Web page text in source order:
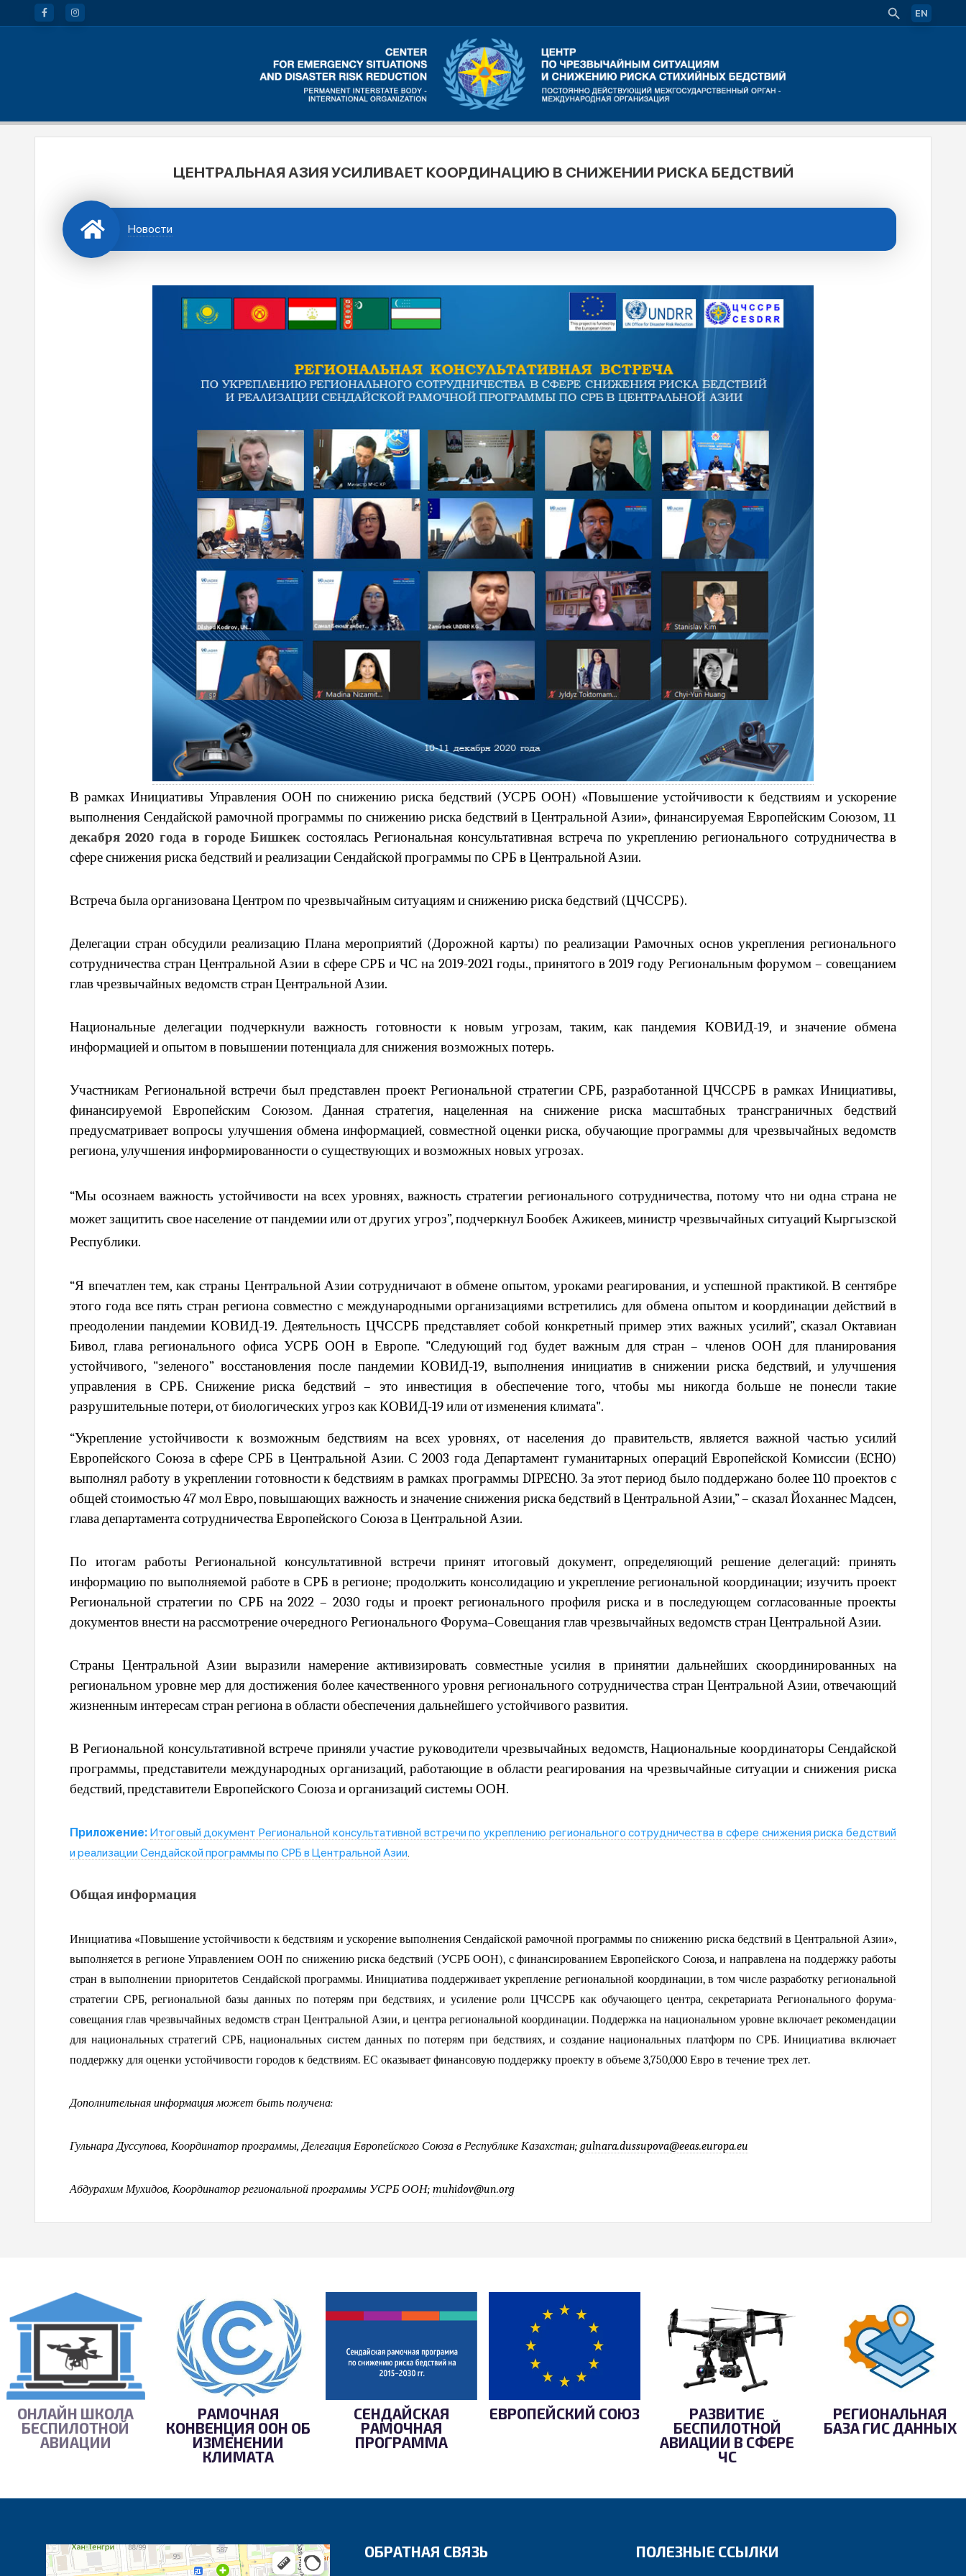
EN
ЦЕНТРАЛЬНАЯ АЗИЯ УСИЛИВАЕТ КООРДИНАЦИЮ В СНИЖЕНИИ РИСКА БЕДСТВИЙ
Новости
В рамках Инициативы Управления ООН по снижению риска бедствий(УСРБ ООН) «Повышение устойчивости к бедствиям и ускорение
выполнения Сендайской рамочной программы по снижению риска бедствий в Центральной Азии», финансируемая Европейским Союзом, 11
декабря 2020 года в городе Бишкек состоялась Региональная консультативная встреча по укреплению регионального сотрудничества в
сфере снижения риска бедствий и реализации Сендайской программы по СРБ в Центральной Азии.
Встреча была организована Центром по чрезвычайным ситуациям и снижению риска бедствий (ЦЧССРБ).
Делегации стран обсудили реализацию Плана мероприятий (Дорожной карты) по реализации Рамочных основ укрепления регионального
сотрудничества стран Центральной Азии в сфере СРБ и ЧС на 2019-2021 годы., принятого в 2019 году Региональным форумом – совещанием
глав чрезвычайных ведомств стран Центральной Азии.
Национальные делегации подчеркнули важность готовности к новым угрозам, таким, как пандемия КОВИД-19, и значение обмена
информацией и опытом в повышении потенциала для снижения возможных потерь.
Участникам Региональной встречи был представлен проект Региональной стратегии СРБ, разработанной ЦЧССРБ в рамках Инициативы,
финансируемой Европейским Союзом. Данная стратегия, нацеленная на снижение риска масштабных трансграничных бедствий
предусматривает вопросы улучшения обмена информацией, совместной оценки риска, обучающие программы для чрезвычайных ведомств
региона, улучшения информированности о существующих и возможных новых угрозах.
“Мы осознаем важность устойчивости на всех уровнях, важность стратегии регионального сотрудничества, потому что ни одна страна не
может защитить свое население от пандемии или от других угроз”, подчеркнул Бообек Ажикеев, министр чрезвычайных ситуаций Кыргызской
Республики.
“Я впечатлен тем, как страны Центральной Азии сотрудничают в обмене опытом, уроками реагирования, и успешной практикой. В сентябре
этого года все пять стран региона совместно с международными организациями встретились для обмена опытом и координации действий в
преодолении пандемии КОВИД-19. Деятельность ЦЧССРБ представляет собой конкретный пример этих важных усилий”, сказал Октавиан
Бивол, глава регионального офиса УСРБ ООН в Европе. "Следующий год будет важным для стран – членов ООН для планирования
устойчивого, "зеленого” восстановления после пандемии КОВИД-19, выполнения инициатив в снижении риска бедствий, и улучшения
управления в СРБ. Снижение риска бедствий – это инвестиция в обеспечение того, чтобы мы никогда больше не понесли такие
разрушительные потери, от биологических угроз как КОВИД-19 или от изменения климата".
“Укрепление устойчивости к возможным бедствиям на всех уровнях, от населения до правительств, является важной частью усилий
Европейского Союза в сфере СРБ в Центральной Азии. С 2003 года Департамент гуманитарных операций Европейской Комиссии (ECHO)
выполнял работу в укреплении готовности к бедствиям в рамках программы DIPECHO. За этот период было поддержано более 110 проектов с
общей стоимостью 47 мол Евро, повышающих важность и значение снижения риска бедствий в Центральной Азии,”– сказал Йоханнес Мадсен,
глава департамента сотрудничества Европейского Союза в Центральной Азии.
По итогам работы Региональной консультативной встречи принят итоговый документ, определяющий решение делегаций: принять
информацию по выполняемой работе в СРБ в регионе; продолжить консолидацию и укрепление региональной координации; изучить проект
Региональной стратегии по СРБ на 2022 – 2030 годы и проект регионального профиля риска и в последующем согласованные проекты
документов внести на рассмотрение очередного Регионального Форума–Совещания глав чрезвычайных ведомств стран Центральной Азии.
Страны Центральной Азии выразили намерение активизировать совместные усилия в принятии дальнейших скоординированных на
региональном уровне мер для достижения более качественного уровня регионального сотрудничества стран Центральной Азии, отвечающий
жизненным интересам стран региона в области обеспечения дальнейшего устойчивого развития.
В Региональной консультативной встрече приняли участие руководители чрезвычайных ведомств, Национальные координаторы Сендайской
программы, представители международных организаций, работающие в области реагирования на чрезвычайные ситуации и снижения риска
бедствий, представители Европейского Союза и организаций системы ООН.
Приложение: Итоговый документ Региональной консультативной встречи по укреплению регионального сотрудничества в сфере снижения риска бедствий
и реализации Сендайской программы по СРБ в Центральной Азии.
Общая информация
Инициатива «Повышение устойчивости к бедствиям и ускорение выполнения Сендайской рамочной программы по снижению риска бедствий в Центральной Азии»,
выполняется в регионе Управлением ООН по снижению риска бедствий (УСРБ ООН), с финансированием Европейского Союза, и направлена на поддержку работы
стран в выполнении приоритетов Сендайской программы. Инициатива поддерживает укрепление региональной координации, в том числе разработку региональной
стратегии СРБ, региональной базы данных по потерям при бедствиях, и усиление роли ЦЧССРБ как обучающего центра, секретариата Регионального форума-
совещания глав чрезвычайных ведомств стран Центральной Азии, и центра региональной координации. Поддержка на национальном уровне включает рекомендации
для национальных стратегий СРБ, национальных систем данных по потерям при бедствиях, и создание национальных платформ по СРБ. Инициатива включает
поддержку для оценки устойчивости городов к бедствиям. ЕС оказывает финансовую поддержку проекту в объеме 3,750,000 Евро в течение трех лет.
Дополнительная информация может быть получена:
Гульнара Дуссупова, Координатор программы, Делегация Европейского Союза в Республике Казахстан; gulnara.dussupova@eeas.europa.eu
Абдурахим Мухидов, Координатор региональной программы УСРБ ООН; muhidov@un.org
ОНЛАЙН ШКОЛА
БЕСПИЛОТНОЙ
АВИАЦИИ
РАМОЧНАЯ
КОНВЕНЦИЯ ООН ОБ
ИЗМЕНЕНИИ
КЛИМАТА
СЕНДАЙСКАЯ
РАМОЧНАЯ
ПРОГРАММА
ЕВРОПЕЙСКИЙ СОЮЗ
РАЗВИТИЕ
БЕСПИЛОТНОЙ
АВИАЦИИ В СФЕРЕ
ЧС
РЕГИОНАЛЬНАЯ
БАЗА ГИС ДАННЫХ
ОБРАТНАЯ СВЯЗЬ ПОЛЕЗНЫЕ ССЫЛКИ